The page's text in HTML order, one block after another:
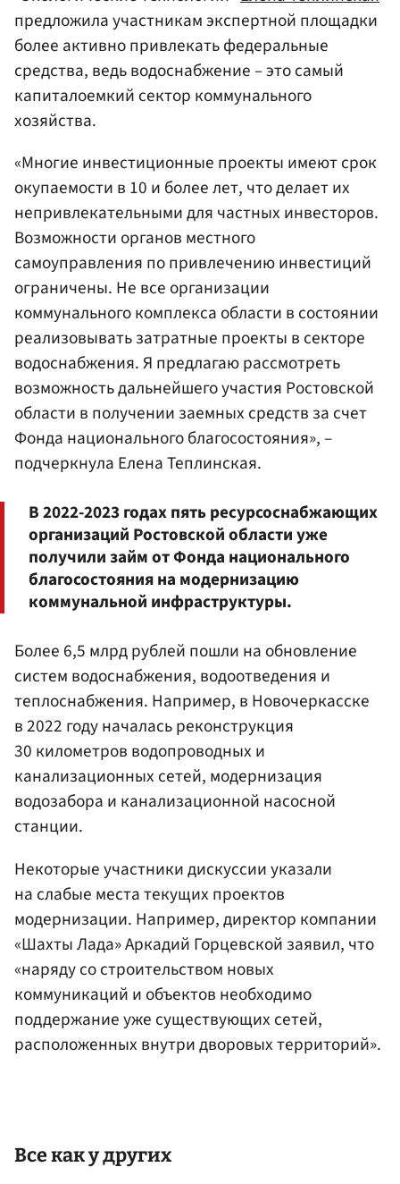
предложила участникам экспертной площадки
более активно привлекать федеральные
средства, ведь водоснабжение – это самый
капиталоемкий сектор коммунального
хозяйства.
«Многие инвестиционные проекты имеют срок
окупаемости в 10 и более лет, что делает их
непривлекательными для частных инвесторов.
Возможности органов местного
самоуправления по привлечению инвестиций
ограничены. Не все организации
коммунального комплекса области в состоянии
реализовывать затратные проекты в секторе
водоснабжения. Я предлагаю рассмотреть
возможность дальнейшего участия Ростовской
области в получении заемных средств за счет
Фонда национального благосостояния», –
подчеркнула Елена Теплинская.
В 2022-2023 годах пять ресурсоснабжающих
организаций Ростовской области уже
получили займ от Фонда национального
благосостояния на модернизацию
коммунальной инфраструктуры.
Более 6,5 млрд рублей пошли на обновление
систем водоснабжения, водоотведения и
теплоснабжения. Например, в Новочеркасске
в 2022 году началась реконструкция
30 километров водопроводных и
канализационных сетей, модернизация
водозабора и канализационной насосной
станции.
Некоторые участники дискуссии указали
на слабые места текущих проектов
модернизации. Например, директор компании
«Шахты Лада» Аркадий Горцевской заявил, что
«наряду со строительством новых
коммуникаций и объектов необходимо
поддержание уже существующих сетей,
расположенных внутри дворовых территорий».
Все как у других